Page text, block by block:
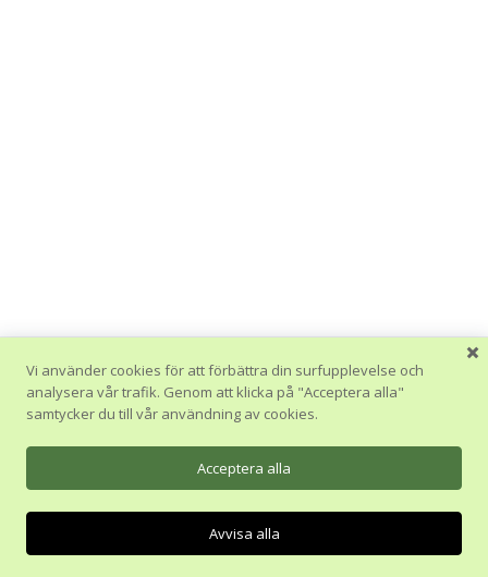
Vi använder cookies för att förbättra din surfupplevelse och
analysera vår trafik. Genom att klicka på "Acceptera alla"
samtycker du till vår användning av cookies.
Acceptera alla
Avvisa alla